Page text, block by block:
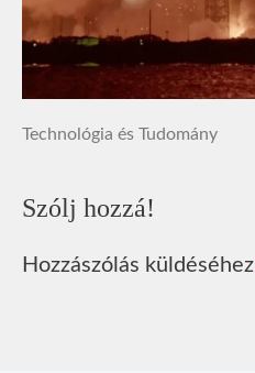
Technológia és Tudomány
Szólj hozzá!
Hozzászólás küldéséhez